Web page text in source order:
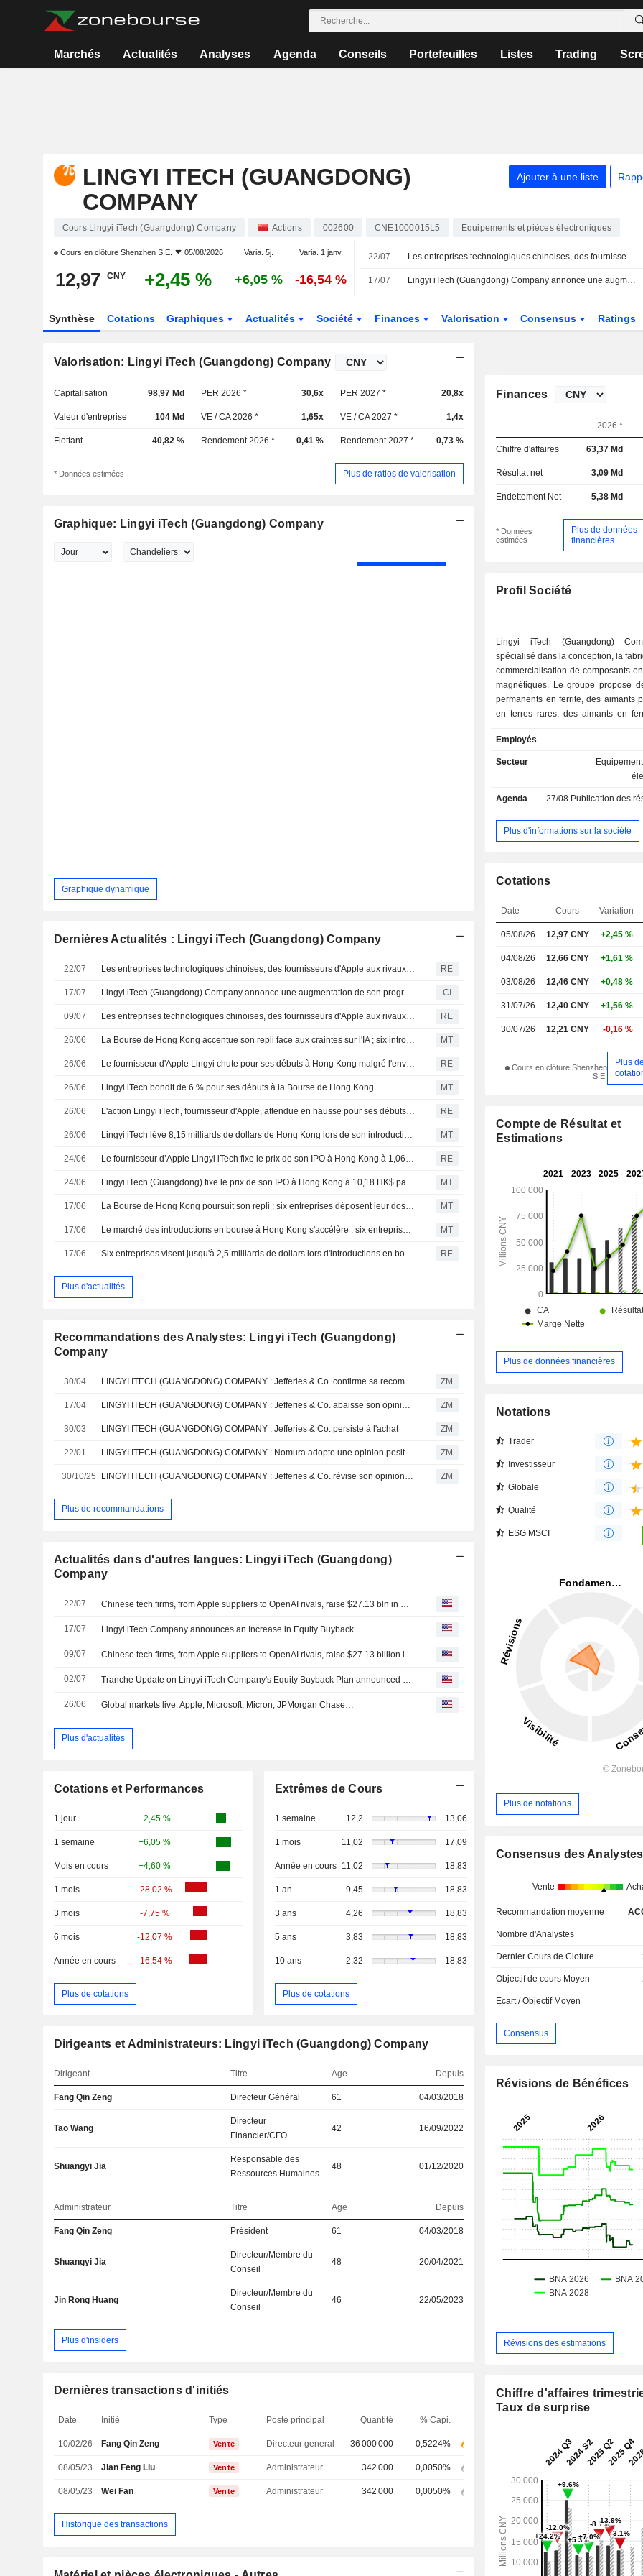
Marchés Actualités Analyses Agenda Conseils Portefeuilles Listes Trading
LINGYI ITECH (GUANGDONG)
COMPANY
Ajouter à une liste
Cours Lingyi iTech (Guangdong) Company Actions 002600 CNE1000015L5 Equipements et pièces électroniques
Cours en clôture Shenzhen S.E. 05/08/2026 Varia. 5j. Varia. 1 janv.
12,97 CNY +2,45 % +6,05 % -16,54 %
22/07 Les entreprises technologiques chinoises, des fournisseurs d'Apple aux rivaux d'OpenAI, lèvent 27,13 milliards de dollars à Hong Kong
17/07 Lingyi iTech (Guangdong) Company annonce une augmentation de son programme de rachat d'actions
Synthèse Cotations Graphiques Actualités Société Finances Valorisation Consensus Ratings
Valorisation: Lingyi iTech (Guangdong) Company
Capitalisation 98,97 Md PER 2026 * 30,6x PER 2027 * 20,8x
Valeur d'entreprise 104 Md VE / CA 2026 * 1,65x VE / CA 2027 * 1,4x
Flottant 40,82 % Rendement 2026 * 0,41 % Rendement 2027 * 0,73 %
* Données estimées Plus de ratios de valorisation
Graphique: Lingyi iTech (Guangdong) Company
Graphique dynamique
Dernières Actualités : Lingyi iTech (Guangdong) Company
22/07 Les entreprises technologiques chinoises, des fournisseurs d'Apple aux rivaux d'OpenAI, lèvent 27,13 milliards de dollars à Hong Kong RE
17/07 Lingyi iTech (Guangdong) Company annonce une augmentation de son programme de rachat d'actions CI
09/07 Les entreprises technologiques chinoises, des fournisseurs d'Apple aux rivaux d'OpenAI, lèvent 27,13 milliards de dollars à Hong Kong RE
26/06 La Bourse de Hong Kong accentue son repli face aux craintes sur l'IA ; six introductions en bourse marquent la séance la plus active depuis des mois MT
26/06 Le fournisseur d'Apple Lingyi chute pour ses débuts à Hong Kong malgré l'envolée de plus petites introductions en bourse RE
26/06 Lingyi iTech bondit de 6 % pour ses débuts à la Bourse de Hong Kong MT
26/06 L'action Lingyi iTech, fournisseur d'Apple, attendue en hausse pour ses débuts à la Bourse de Hong Kong RE
26/06 Lingyi iTech lève 8,15 milliards de dollars de Hong Kong lors de son introduction en bourse avant ses débuts sur le marché MT
24/06 Le fournisseur d’Apple Lingyi iTech fixe le prix de son IPO à Hong Kong à 1,06 milliard de dollars pour tirer parti de la demande liée à l’IA RE
24/06 Lingyi iTech (Guangdong) fixe le prix de son IPO à Hong Kong à 10,18 HK$ par action MT
17/06 La Bourse de Hong Kong poursuit son repli ; six entreprises déposent leur dossier d'introduction en bourse MT
17/06 Le marché des introductions en bourse à Hong Kong s'accélère : six entreprises visent une levée de fonds globale de 20 milliards de HKD MT
17/06 Six entreprises visent jusqu'à 2,5 milliards de dollars lors d'introductions en bourse à Hong Kong RE
Plus d'actualités
Recommandations des Analystes: Lingyi iTech (Guangdong)
Company
30/04 ZM
17/04 ZM
30/03 LINGYI ITECH (GUANGDONG) COMPANY : Jefferies & Co. persiste à l'achat ZM
22/01 ZM
30/10/25 ZM
Plus de recommandations
Actualités dans d'autres langues: Lingyi iTech (Guangdong)
Company
22/07
17/07 Lingyi iTech Company announces an Increase in Equity Buyback.
09/07
02/07
26/06 Global markets live: Apple, Microsoft, Micron, JPMorgan Chase…
Plus d'actualités
Cotations et Performances
1 jour +2,45 %
1 semaine +6,05 %
Mois en cours +4,60 %
1 mois -28,02 %
3 mois -7,75 %
6 mois -12,07 %
Année en cours -16,54 %
Plus de cotations
Extrêmes de Cours
1 semaine 12,2 13,06
1 mois 11,02 17,09
Année en cours 11,02 18,83
1 an 9,45 18,83
3 ans 4,26 18,83
5 ans 3,83 18,83
10 ans 2,32 18,83
Plus de cotations
Dirigeants et Administrateurs: Lingyi iTech (Guangdong) Company
Dirigeant Titre Age Depuis
Fang Qin Zeng Directeur Général 61 04/03/2018
Tao Wang
Directeur
Financier/CFO
42 16/09/2022
Shuangyi Jia
Responsable des
Ressources Humaines
48 01/12/2020
Administrateur Titre Age Depuis
Fang Qin Zeng Président 61 04/03/2018
Shuangyi Jia
Directeur/Membre du
Conseil
48 20/04/2021
Jin Rong Huang
Directeur/Membre du
Conseil
46 22/05/2023
Plus d'insiders
Dernières transactions d'initiés
Date Initié Type Poste principal Quantité % Capi.
10/02/26 Fang Qin Zeng Vente Directeur general 36 000 000 0,5224%
08/05/23 Jian Feng Liu Vente Administrateur 342 000 0,0050%
08/05/23 Wei Fan Vente Administrateur 342 000 0,0050%
Historique des transactions
Finances
2026 *
Chiffre d'affaires 63,37 Md
Résultat net 3,09 Md
Endettement Net 5,38 Md
* Données
estimées
Plus de données
financières
Profil Société
Lingyi iTech (Guangdong)
spécialisé dans la conception, la
commercialisation de composants
magnétiques. Le groupe propose
permanents en ferrite, des aimants
en terres rares, des aimants en
moteurs, les capteurs et les
outils électriques, le contrôle
industriel, les véhicules à énergie
réalisé à l'international.
Employés
Secteur
Agenda 27/08 Publication des résultats
Plus d'informations sur la société
Cotations
Date Cours Variation
05/08/26 12,97 CNY +2,45 %
04/08/26 12,66 CNY +1,61 %
03/08/26 12,46 CNY +0,48 %
31/07/26 12,40 CNY +1,56 %
30/07/26 12,21 CNY -0,16 %
Cours en clôture Shenzhen
S.E.
Plus de
Compte de Résultat et
Estimations
Plus de données financières
Notations
Trader
Investisseur
Globale
Qualité
ESG MSCI
Plus de notations
Consensus des Analystes
Vente
Recommandation moyenne
Nombre d'Analystes
Dernier Cours de Cloture
Objectif de cours Moyen
Ecart / Objectif Moyen
Consensus
Révisions de Bénéfices
Révisions des estimations
Chiffre d'affaires
Taux de surprise